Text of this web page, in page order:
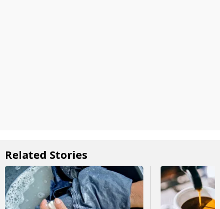
Related Stories